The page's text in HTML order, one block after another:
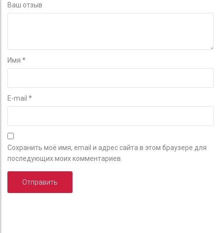
Ваш отзыв
Имя *
E-mail *
Сохранить моё имя, email и адрес сайта в этом браузере для
последующих моих комментариев.